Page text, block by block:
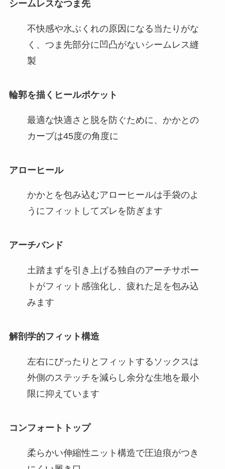
シームレスなつま先
不快感や水ぶくれの原因になる当たりがな
く、つま先部分に凹凸がないシームレス縫
製
輪郭を描くヒールポケット
最適な快適さと脱を防ぐために、かかとの
カーブは45度の角度に
アローヒール
かかとを包み込むアローヒールは手袋のよ
うにフィットしてズレを防ぎます
アーチバンド
土踏まずを引き上げる独自のアーチサポー
トがフィット感強化し、疲れた足を包み込
みます
解剖学的フィット構造
左右にぴったりとフィットするソックスは
外側のステッチを減らし余分な生地を最小
限に抑えています
コンフォートトップ
柔らかい伸縮性ニット構造で圧迫痕がつき